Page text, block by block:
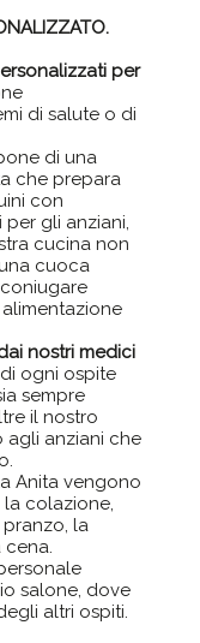
per
di salute o di
di una
che prepara
con
gli anziani,
cucina non
cuoca
nostri medici
ogni ospite
sempre
il nostro
agli anziani che
Anita vengono
la colazione,
la
cena.
salone, dove
altri ospiti.